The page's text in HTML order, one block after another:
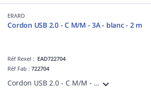
ERARD
Cordon USB 2.0 - C M/M - 3A - blanc - 2 m
Réf Rexel : EAD722704
Réf Fab :722704
Cordon USB 2.0 - C M/M - 3A - blanc - 2 m - Fonction PD 60W - Compatible tous chargeurs de 18 à 60 W